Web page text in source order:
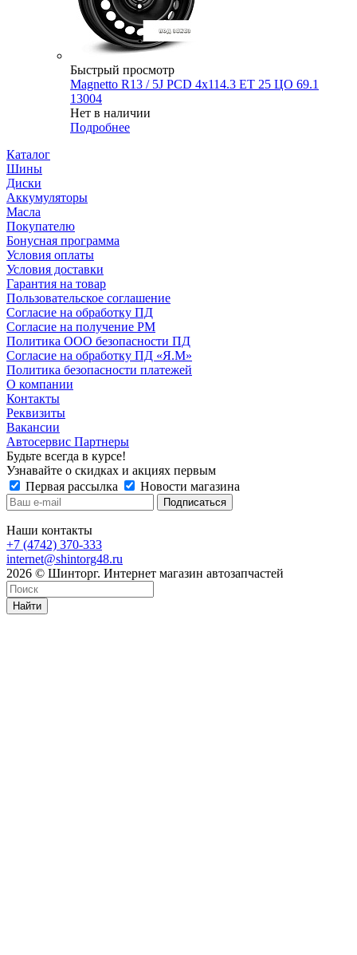
Быстрый просмотр
Magnetto R13 / 5J PCD 4x114.3 ЕТ 25 ЦО 69.1
13004
Нет в наличии
Подробнее
Каталог
Шины
Диски
Аккумуляторы
Масла
Покупателю
Бонусная программа
Условия оплаты
Условия доставки
Гарантия на товар
Пользовательское соглашение
Согласие на обработку ПД
Согласие на получение РМ
Политика ООО безопасности ПД
Согласие на обработку ПД «Я.М»
Политика безопасности платежей
О компании
Контакты
Реквизиты
Вакансии
Автосервис Партнеры
Будьте всегда в курсе!
Узнавайте о скидках и акциях первым
Первая рассылка
Новости магазина
Наши контакты
+7 (4742) 370-333
internet@shintorg48.ru
2026 © Шинторг. Интернет магазин автозапчастей
Найти